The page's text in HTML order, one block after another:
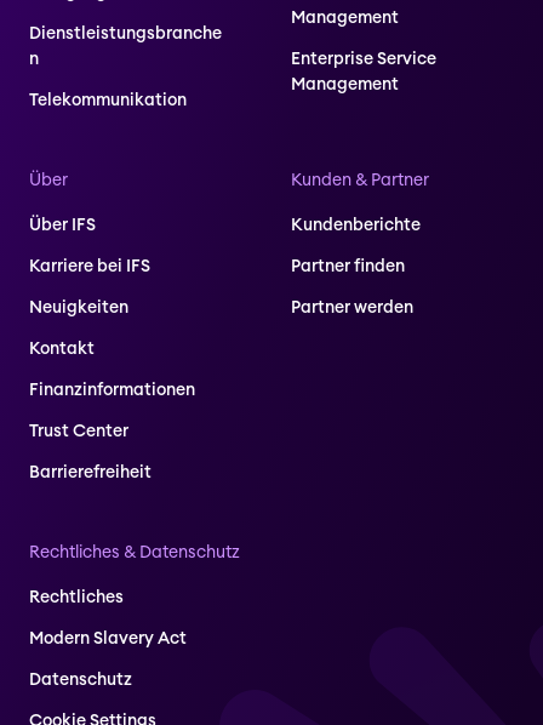
Dienstleistungsbranche
n
Telekommunikation
Management
Enterprise Service
Management
Über
Über IFS
Karriere bei IFS
Neuigkeiten
Kontakt
Finanzinformationen
Trust Center
Barrierefreiheit
Kunden & Partner
Kundenberichte
Partner finden
Partner werden
Rechtliches & Datenschutz
Rechtliches
Modern Slavery Act
Datenschutz
Cookie Settings